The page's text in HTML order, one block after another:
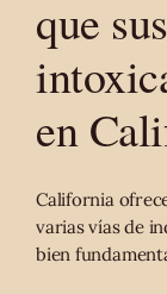
que
en
California
varias vías de
bien